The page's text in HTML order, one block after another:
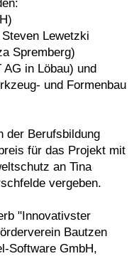
Lewetzki
Spremberg)
in Löbau) und
und Formenbau
der Berufsbildung
für das Projekt mit
an Tina
vergeben.
"Innovativster
Bautzen
Software GmbH,